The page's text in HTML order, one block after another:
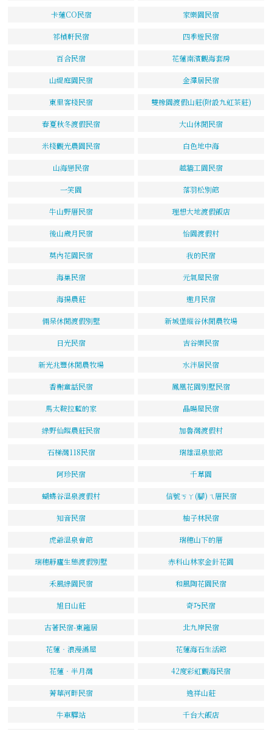
卡蓮CO民宿 家樂園民宿
祁楨軒民宿 四季遊民宿
百合民宿 花蓮南濱觀海套房
山緹庭園民宿 金澤居民宿
東里客棧民宿 雙橡園渡假山莊(附設九虹茶莊)
春夏秋冬渡假民宿 大山休閒民宿
米棧觀光農園民宿 白色地中海
山海戀民宿 越牆工園民宿
一笑園 落羽松別館
牛山野厝民宿 理想大地渡假飯店
後山歲月民宿 怡園渡假村
莫內花園民宿 我的民宿
海巢民宿 元氣屋民宿
海揚農莊 邀月民宿
倆呆休閒渡假別墅 新城堡縱谷休閒農牧場
日光民宿 吉谷樂民宿
新光兆豐休閒農牧場 水泮居民宿
香榭童話民宿 鳳凰花園別墅民宿
馬太鞍拉藍的家 晶暘屋民宿
綠野仙蹤農莊民宿 加魯灣渡假村
石梯灣118民宿 瑞雄溫泉旅館
阿珍民宿 千草園
蝴蝶谷溫泉渡假村 信號ㄎㄚ(腳)ㄟ厝民宿
知音民宿 柚子林民宿
虎爺溫泉會館 瑞穗山下的厝
瑞穗靜廬生態渡假別墅 赤科山林家金針花園
禾風綠園民宿 和風陶花園民宿
旭日山莊 奇巧民宿
古著民宿-東籬居 北九岸民宿
花蓮‧浪漫滿屋 花蓮海石生活館
花蓮‧半月灣 42度彩虹觀海民宿
菁華河畔民宿 逸祥山莊
牛車驛站 千台大飯店